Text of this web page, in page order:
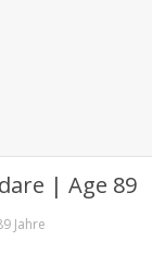
Jahre